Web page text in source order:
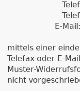
E-
mittels einer
Telefax oder E-
Muster-
nicht